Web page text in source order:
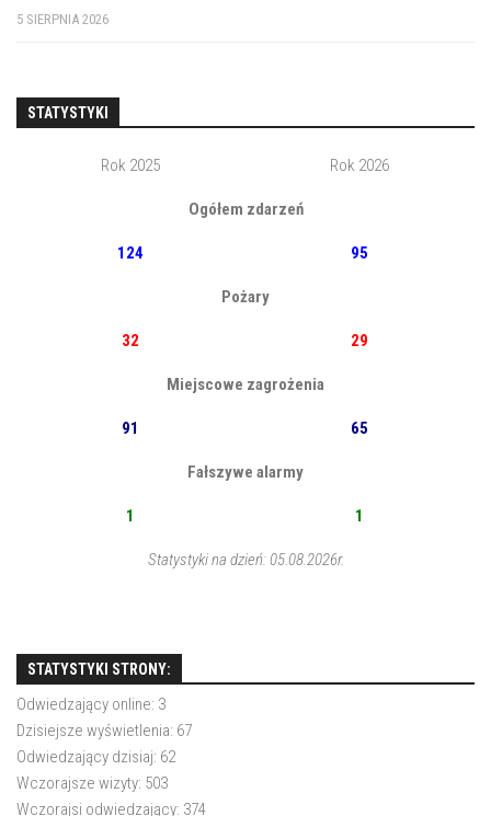
5 SIERPNIA 2026
STATYSTYKI
Rok 2025 Rok 2026
Ogółem zdarzeń
124 95
Pożary
32 29
Miejscowe zagrożenia
91 65
Fałszywe alarmy
1 1
Statystyki na dzień: 05.08.2026r.
STATYSTYKI STRONY:
Odwiedzający online: 3
Dzisiejsze wyświetlenia: 67
Odwiedzający dzisiaj: 62
Wczorajsze wizyty: 503
Wczorajsi odwiedzający: 374